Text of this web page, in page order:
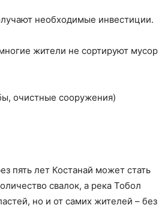
необходимые инвестиции.
жители не сортируют мусор
очистные сооружения)
пять лет Костанай может стать
свалок, а река Тобол
но и от самих жителей – без